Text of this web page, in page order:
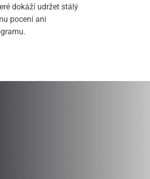
dokáží udržet stálý
pocení ani